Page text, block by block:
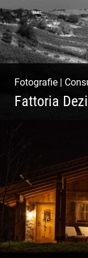
Fotografie |
Fattoria Dezi
Übersetzung
Texting |